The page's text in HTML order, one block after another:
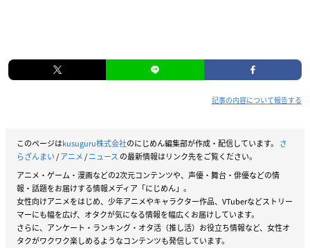
記事の内容について報告する
このページはkusuguru株式会社のにじめん編集部が作成・配信しています。 さ
らざんまい/アニメ/ニュース の最新情報はリンク先をご覧ください。
アニメ・ゲーム・漫画などの2次元コンテンツや、声優・舞台・俳優などの情
報・話題をお届けする情報メディア「にじめん」。
女性向けアニメをはじめ、少年アニメやキャラクター作品、VTuberなどストリー
マーにも幅を広げ、オタクが気になる情報を幅広くお届けしています。
さらに、アンケート・ランキング・オタ活（推し活）お役立ち情報など、女性オ
タクがワクワク楽しめるようなコンテンツも発信しています。